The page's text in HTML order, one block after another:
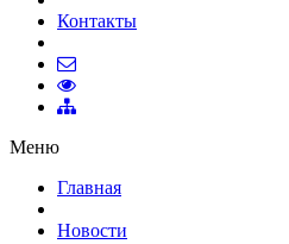
Контакты
Меню
Главная
Новости